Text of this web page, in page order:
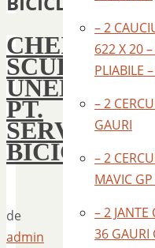
CHEI
SCULE
UNELTE
PT.
SERVICE
BICICLETE
de
admin
– 2
622 X 20
PLIABILE
– 2
GAURI
– 2
MAVIC
– 2 JANTE
36 GAURI